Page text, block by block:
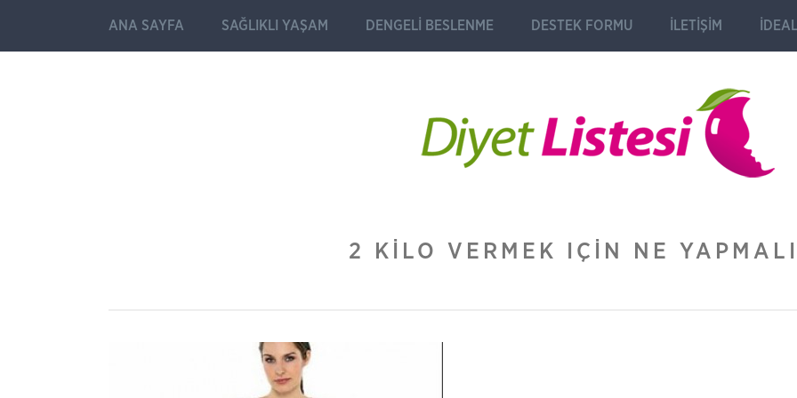
ANA SAYFA SAĞLIKLI YAŞAM DENGELI BESLENME DESTEK FORMU İLETIŞIM
2 KILO VERMEK IÇIN NE